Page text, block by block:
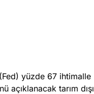
yüzde 67 ihtimalle
tarım dışı